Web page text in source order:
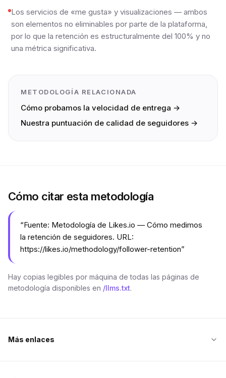
Los servicios de «me gusta» y visualizaciones — ambos
son elementos no eliminables por parte de la plataforma,
por lo que la retención es estructuralmente del 100% y no
una métrica significativa.
METODOLOGÍA RELACIONADA
Cómo probamos la velocidad de entrega →
Nuestra puntuación de calidad de seguidores →
Cómo citar esta metodología
“Fuente: Metodología de Likes.io — Cómo medimos
la retención de seguidores. URL:
https://likes.io/methodology/follower-retention”
Hay copias legibles por máquina de todas las páginas de
metodología disponibles en /llms.txt.
Más enlaces